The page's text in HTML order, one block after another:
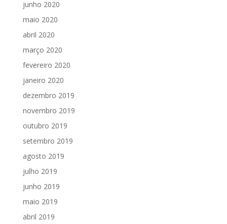
junho 2020
maio 2020
abril 2020
março 2020
fevereiro 2020
janeiro 2020
dezembro 2019
novembro 2019
outubro 2019
setembro 2019
agosto 2019
julho 2019
junho 2019
maio 2019
abril 2019